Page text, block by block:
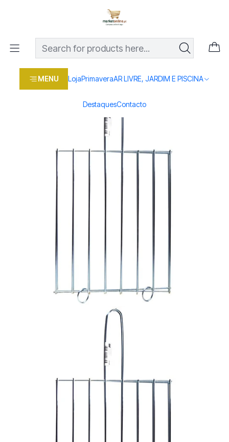
MENU LojaPrimaveraAR LIVRE, JARDIM E PISCINA
DestaquesContacto
Os melhores preços em produtos para casa, jardim e bricolage
Loja Casa e conforto
AR LIVRE, JARDIM E PISCINA
Churrasco
GRELHA SIMPLES N.3